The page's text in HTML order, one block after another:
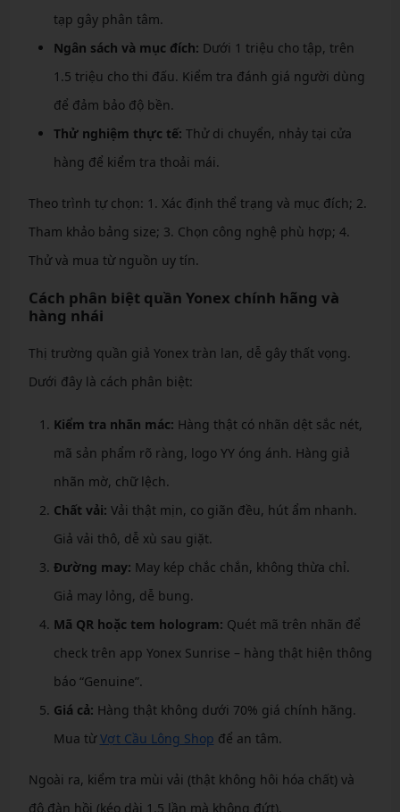
tạp gây phân tâm.
Ngân sách và mục đích: Dưới 1 triệu cho tập, trên
1.5 triệu cho thi đấu. Kiểm tra đánh giá người dùng
để đảm bảo độ bền.
Thử nghiệm thực tế: Thử di chuyển, nhảy tại cửa
hàng để kiểm tra thoải mái.
Theo trình tự chọn: 1. Xác định thể trạng và mục đích; 2.
Tham khảo bảng size; 3. Chọn công nghệ phù hợp; 4.
Thử và mua từ nguồn uy tín.
Cách phân biệt quần Yonex chính hãng và
hàng nhái
Thị trường quần giả Yonex tràn lan, dễ gây thất vọng.
Dưới đây là cách phân biệt:
Kiểm tra nhãn mác: Hàng thật có nhãn dệt sắc nét,
mã sản phẩm rõ ràng, logo YY óng ánh. Hàng giả
nhãn mờ, chữ lệch.
Chất vải: Vải thật mịn, co giãn đều, hút ẩm nhanh.
Giả vải thô, dễ xù sau giặt.
Đường may: May kép chắc chắn, không thừa chỉ.
Giả may lỏng, dễ bung.
Mã QR hoặc tem hologram: Quét mã trên nhãn để
check trên app Yonex Sunrise – hàng thật hiện thông
báo “Genuine”.
Giá cả: Hàng thật không dưới 70% giá chính hãng.
Mua từVợt Cầu Lông Shop để an tâm.
Ngoài ra, kiểm tra mùi vải (thật không hôi hóa chất) và
độ đàn hồi (kéo dài 1.5 lần mà không đứt).